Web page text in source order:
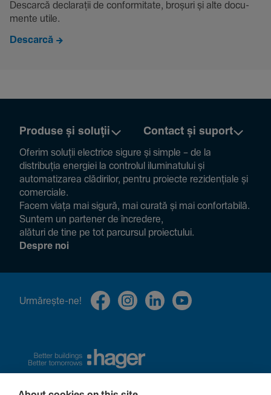
Descarcă decla­rații de conformitate, broșuri și alte docu­
mente utile.
Descarcă
Produse și soluții Contact și suport
Oferim soluții electrice sigure și simple – de la
distribuția energiei la controlul ilumi­na­tului și
auto­ma­ti­zarea clădi­rilor, pentru proiecte rezi­den­țiale și
comer­ciale.
Facem viața mai sigură, mai curată și mai confor­ta­bilă.
Suntem un partener de încre­dere,
alături de tine pe tot parcursul proiec­tului.
Despre noi
Urmă­rește-ne!